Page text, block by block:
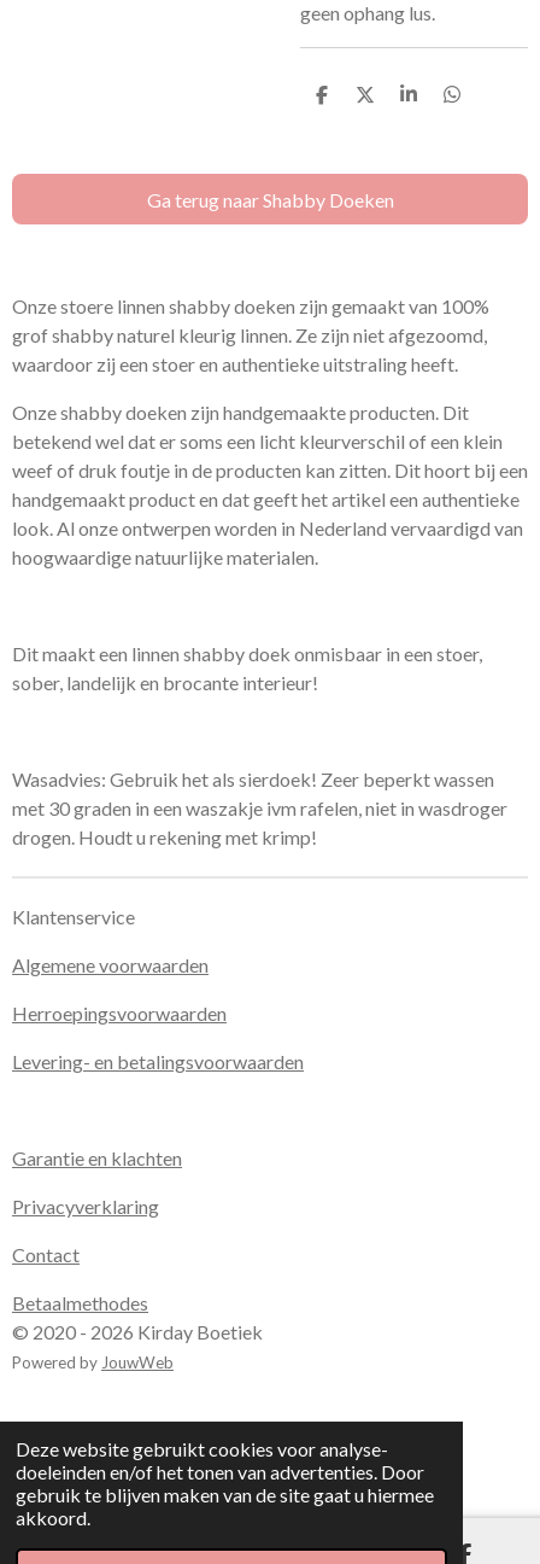
Deze website gebruikt cookies voor analyse-
doeleinden en/of het tonen van advertenties. Door
gebruik te blijven maken van de site gaat u hiermee
akkoord.
geen ophang lus.
D
n
D
S
e
D
n
Ga terug naar Shabby Doeken
Onze stoere linnen shabby doeken zijn gemaakt van 100%
grof shabby naturel kleurig linnen. Ze zijn niet afgezoomd,
waardoor zij een stoer en authentieke uitstraling heeft.
Onze shabby doeken zijn handgemaakte producten. Dit
betekend wel dat er soms een licht kleurverschil of een klein
weef of druk foutje in de producten kan zitten. Dit hoort bij een
handgemaakt product en dat geeft het artikel een authentieke
look. Al onze ontwerpen worden in Nederland vervaardigd van
hoogwaardige natuurlijke materialen.
Dit maakt een linnen shabby doek onmisbaar in een stoer,
sober, landelijk en brocante interieur!
Wasadvies: Gebruik het als sierdoek! Zeer beperkt wassen
met 30 graden in een waszakje ivm rafelen, niet in wasdroger
drogen. Houdt u rekening met krimp!
Klantenservice
Algemene voorwaarden
Herroepingsvoorwaarden
Levering- en betalingsvoorwaarden
Garantie en klachten
Privacyverklaring
Contact
Betaalmethodes
© 2020 - 2026 Kirday Boetiek
Powered by JouwWeb